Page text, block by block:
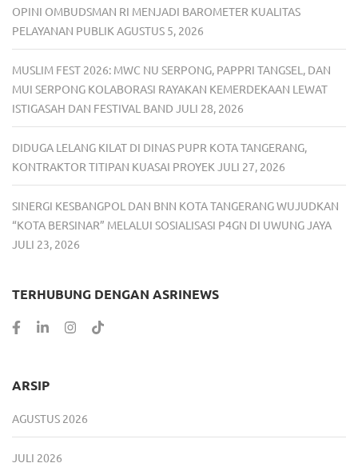
OPINI OMBUDSMAN RI MENJADI BAROMETER KUALITAS
PELAYANAN PUBLIK AGUSTUS 5, 2026
MUSLIM FEST 2026: MWC NU SERPONG, PAPPRI TANGSEL, DAN
MUI SERPONG KOLABORASI RAYAKAN KEMERDEKAAN LEWAT
ISTIGASAH DAN FESTIVAL BAND JULI 28, 2026
DIDUGA LELANG KILAT DI DINAS PUPR KOTA TANGERANG,
KONTRAKTOR TITIPAN KUASAI PROYEK JULI 27, 2026
SINERGI KESBANGPOL DAN BNN KOTA TANGERANG WUJUDKAN
“KOTA BERSINAR” MELALUI SOSIALISASI P4GN DI UWUNG JAYA
JULI 23, 2026
TERHUBUNG DENGAN ASRINEWS
ARSIP
AGUSTUS 2026
JULI 2026